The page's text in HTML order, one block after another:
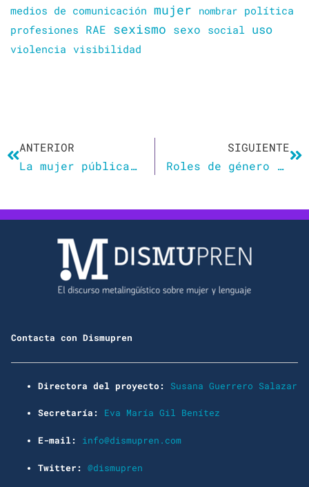
medios de comunicación mujer nombrar política
profesiones RAE sexismo sexo social uso
violencia visibilidad
ANTERIOR
La mujer pública, ¿tiene género el espacio público?
SIGUIENTE
Roles de género en la literatura infantil: Un análisis de lengua y género en veinte libros infantiles
Contacta con Dismupren
Directora del proyecto: Susana Guerrero Salazar
Secretaría: Eva María Gil Benítez
E-mail: info@dismupren.com
Twitter: @dismupren